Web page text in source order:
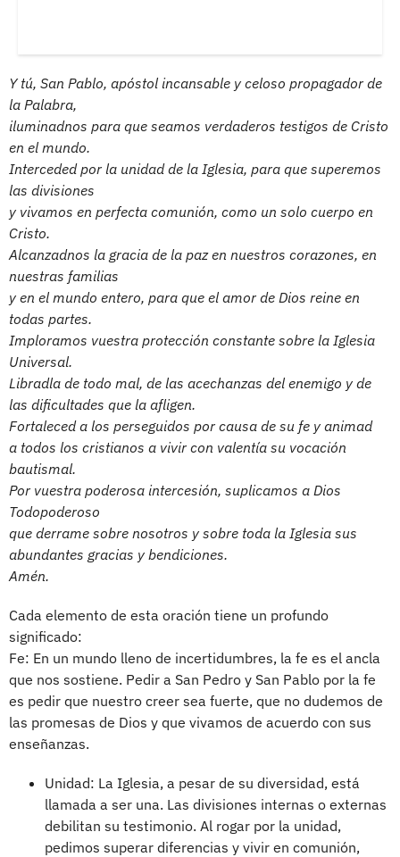
Y tú, San Pablo, apóstol incansable y celoso propagador de
la Palabra,
iluminadnos para que seamos verdaderos testigos de Cristo
en el mundo.
Interceded por la unidad de la Iglesia, para que superemos
las divisiones
y vivamos en perfecta comunión, como un solo cuerpo en
Cristo.
Alcanzadnos la gracia de la paz en nuestros corazones, en
nuestras familias
y en el mundo entero, para que el amor de Dios reine en
todas partes.
Imploramos vuestra protección constante sobre la Iglesia
Universal.
Libradla de todo mal, de las acechanzas del enemigo y de
las dificultades que la afligen.
Fortaleced a los perseguidos por causa de su fe y animad
a todos los cristianos a vivir con valentía su vocación
bautismal.
Por vuestra poderosa intercesión, suplicamos a Dios
Todopoderoso
que derrame sobre nosotros y sobre toda la Iglesia sus
abundantes gracias y bendiciones.
Amén.
Cada elemento de esta oración tiene un profundo
significado:
Fe: En un mundo lleno de incertidumbres, la fe es el ancla
que nos sostiene. Pedir a San Pedro y San Pablo por la fe
es pedir que nuestro creer sea fuerte, que no dudemos de
las promesas de Dios y que vivamos de acuerdo con sus
enseñanzas.
Unidad: La Iglesia, a pesar de su diversidad, está
llamada a ser una. Las divisiones internas o externas
debilitan su testimonio. Al rogar por la unidad,
pedimos superar diferencias y vivir en comunión,